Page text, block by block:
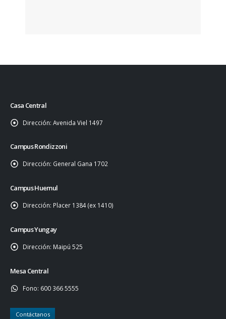
Casa Central
Dirección: Avenida Viel 1497
Campus Rondizzoni
Dirección: General Gana 1702
Campus Huemul
Dirección: Placer 1384 (ex 1410)
Campus Yungay
Dirección: Maipú 525
Mesa Central
Fono: 600 366 5555
Contáctanos